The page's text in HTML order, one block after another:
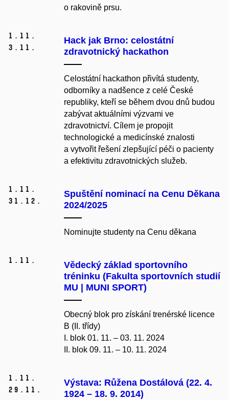
o rakovině prsu.
1. 11.
3. 11.
Hack jak Brno: celostátní
zdravotnický hackathon
Celostátní hackathon přivítá studenty,
odborníky a nadšence z celé České
republiky, kteří se během dvou dnů budou
zabývat aktuálními výzvami ve
zdravotnictví. Cílem je propojit
technologické a medicínské znalosti
a vytvořit řešení zlepšující péči o pacienty
a efektivitu zdravotnických služeb.
1. 11.
31. 12.
Spuštění nominací na Cenu Děkana
2024/2025
Nominujte studenty na Cenu děkana
1. 11.
Vědecký základ sportovního
tréninku (Fakulta sportovních studií
MU | MUNI SPORT)
Obecný blok pro získání trenérské licence
B (II. třídy)
I. blok 01. 11. – 03. 11. 2024
II. blok 09. 11. – 10. 11. 2024
1. 11.
29. 11.
Výstava: Růžena Dostálová (22. 4.
1924 – 18. 9. 2014)